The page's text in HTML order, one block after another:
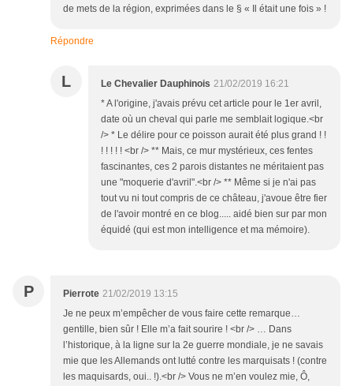
de mets de la région, exprimées dans le § « Il était une fois » !
Répondre
L Le Chevalier Dauphinois 21/02/2019 16:21
* A l'origine, j'avais prévu cet article pour le 1er avril,
date où un cheval qui parle me semblait logique.<br
/> * Le délire pour ce poisson aurait été plus grand ! !
! ! ! ! ! <br /> ** Mais, ce mur mystérieux, ces fentes
fascinantes, ces 2 parois distantes ne méritaient pas
une "moquerie d'avril".<br /> ** Même si je n'ai pas
tout vu ni tout compris de ce château, j'avoue être fier
de l'avoir montré en ce blog..... aidé bien sur par mon
équidé (qui est mon intelligence et ma mémoire).
P Pierrote 21/02/2019 13:15
Je ne peux m’empêcher de vous faire cette remarque…
gentille, bien sûr ! Elle m’a fait sourire ! <br /> … Dans
l’historique, à la ligne sur la 2e guerre mondiale, je ne savais
mie que les Allemands ont lutté contre les marquisats ! (contre
les maquisards, oui.. !).<br /> Vous ne m’en voulez mie, Ô,